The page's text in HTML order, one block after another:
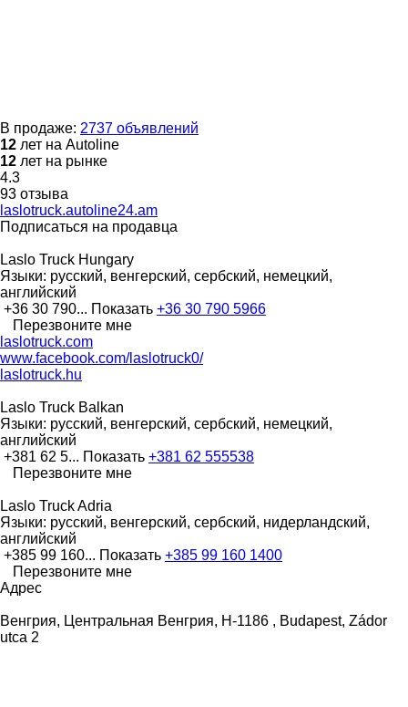
В продаже: 2737 объявлений
12 лет на Autoline
12 лет на рынке
4.3
93 отзыва
laslotruck.autoline24.am
Подписаться на продавца
Laslo Truck Hungary
Языки: русский, венгерский, сербский, немецкий,
английский
+36 30 790... Показать +36 30 790 5966
Перезвоните мне
laslotruck.com
www.facebook.com/laslotruck0/
laslotruck.hu
Laslo Truck Balkan
Языки: русский, венгерский, сербский, немецкий,
английский
+381 62 5... Показать +381 62 555538
Перезвоните мне
Laslo Truck Adria
Языки: русский, венгерский, сербский, нидерландский,
английский
+385 99 160... Показать +385 99 160 1400
Перезвоните мне
Адрес
Венгрия, Центральная Венгрия, H-1186 , Budapest, Zádor
utca 2